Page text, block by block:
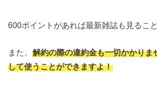
600ポイントがあれば最新雑誌も見るこ
また、解約の際の違約金も一切かかりま
して使うことができますよ！